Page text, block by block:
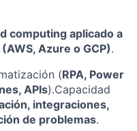
computing aplicado a
Azure o GCP).
(RPA, Power
APIs).Capacidad
integraciones,
de problemas.